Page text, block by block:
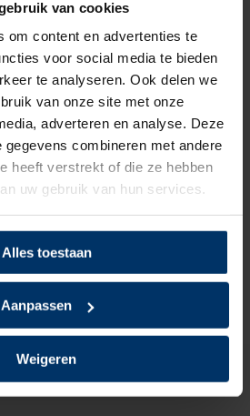
van cookies
om content en advertenties te
voor social media te bieden
te analyseren. Ook delen we
van onze site met onze
adverteren en analyse. Deze
gegevens combineren met andere
heeft verstrekt of die ze hebben
uw gebruik van hun services.
Alles toestaan
Aanpassen
Weigeren
0 beoordeling(en)
geschreven over dit product..